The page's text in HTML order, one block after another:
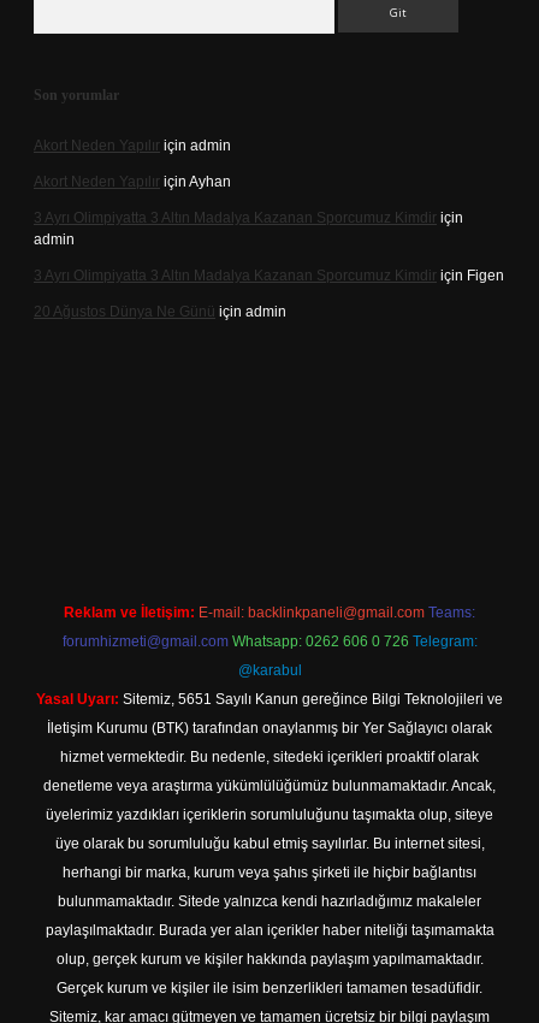
Son yorumlar
Akort Neden Yapılır için admin
Akort Neden Yapılır için Ayhan
3 Ayrı Olimpiyatta 3 Altın Madalya Kazanan Sporcumuz Kimdir için
admin
3 Ayrı Olimpiyatta 3 Altın Madalya Kazanan Sporcumuz Kimdir için Figen
20 Ağustos Dünya Ne Günü için admin
Reklam ve İletişim: E-mail: backlinkpaneli@gmail.com Teams:
forumhizmeti@gmail.com Whatsapp: 0262 606 0 726 Telegram:
@karabul
Yasal Uyarı: Sitemiz, 5651 Sayılı Kanun gereğince Bilgi Teknolojileri ve
İletişim Kurumu (BTK) tarafından onaylanmış bir Yer Sağlayıcı olarak
hizmet vermektedir. Bu nedenle, sitedeki içerikleri proaktif olarak
denetleme veya araştırma yükümlülüğümüz bulunmamaktadır. Ancak,
üyelerimiz yazdıkları içeriklerin sorumluluğunu taşımakta olup, siteye
üye olarak bu sorumluluğu kabul etmiş sayılırlar. Bu internet sitesi,
herhangi bir marka, kurum veya şahıs şirketi ile hiçbir bağlantısı
bulunmamaktadır. Sitede yalnızca kendi hazırladığımız makaleler
paylaşılmaktadır. Burada yer alan içerikler haber niteliği taşımamakta
olup, gerçek kurum ve kişiler hakkında paylaşım yapılmamaktadır.
Gerçek kurum ve kişiler ile isim benzerlikleri tamamen tesadüfidir.
Sitemiz, kar amacı gütmeyen ve tamamen ücretsiz bir bilgi paylaşım